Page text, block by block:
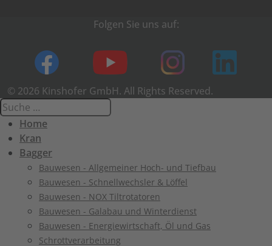
Folgen Sie uns auf:
© 2026 Kinshofer GmbH. All Rights Reserved.
Home
Kran
Bagger
Bauwesen - Allgemeiner Hoch- und Tiefbau
Bauwesen - Schnellwechsler & Löffel
Bauwesen - NOX Tiltrotatoren
Bauwesen - Galabau und Winterdienst
Bauwesen - Energiewirtschaft, Öl und Gas
Schrottverarbeitung